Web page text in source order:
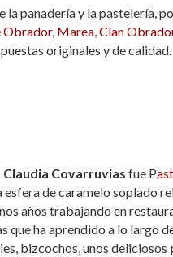
la panadería y la pastelería,
Obrador, Marea,Clan
originales y de calidad.
Claudia Covarruvias fue P
de caramelo soplado
años trabajando en
que ha aprendido a lo largo
bizcochos, unos deliciosos